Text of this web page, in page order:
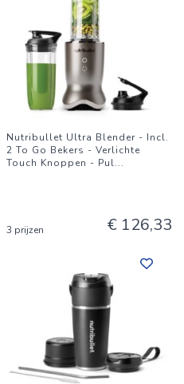
Nutribullet Ultra Blender - Incl.
2 To Go Bekers - Verlichte
Touch Knoppen - Pul...
3 prijzen € 126,33